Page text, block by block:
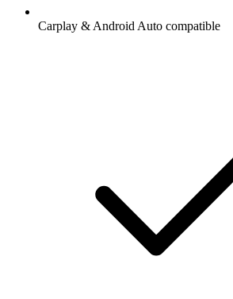
Carplay & Android Auto compatible